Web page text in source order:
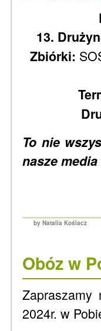
13.
Zbiórki:
To nie
nasze
by Natalia Koślacz
Obóz w
2024r. w